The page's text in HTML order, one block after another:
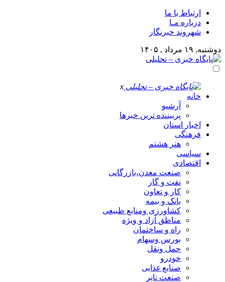
ارتباط با ما
درباره مـا
شهروند خبرنگار
دوشنبه, ۱۹ مرداد , ۱۴۰۵
x
خانه
آرشیو
پربیننده ترین خبرها
اخبار استان
فرهنگی
هنر هشتم
سیاسی
اقتصادی
صنعت معدن،بازرگانی
نفت و گاز
کار و تعاون
بانک و بیمه
کشاورزی ومنابع طبیعی
مناطق آزاد و ویژه
راه و ساختمان
بورس وسهام
حمل ونقل
خودرو
صنایع غذایی
صنعت تایر